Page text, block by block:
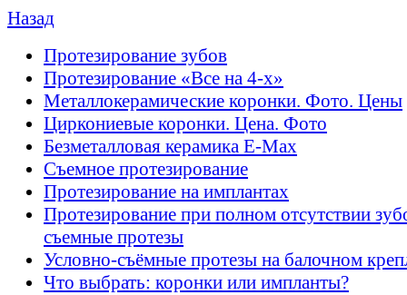
Назад
Протезирование зубов
Протезирование «Все на 4-х»
Металлокерамические коронки. Фото. Цены
Циркониевые коронки. Цена. Фото
Безметалловая керамика E-Max
Cъемное протезирование
Протезирование на имплантах
Протезирование при полном отсутствии
съемные протезы
Условно-съёмные протезы на балочном
Что выбрать: коронки или импланты?